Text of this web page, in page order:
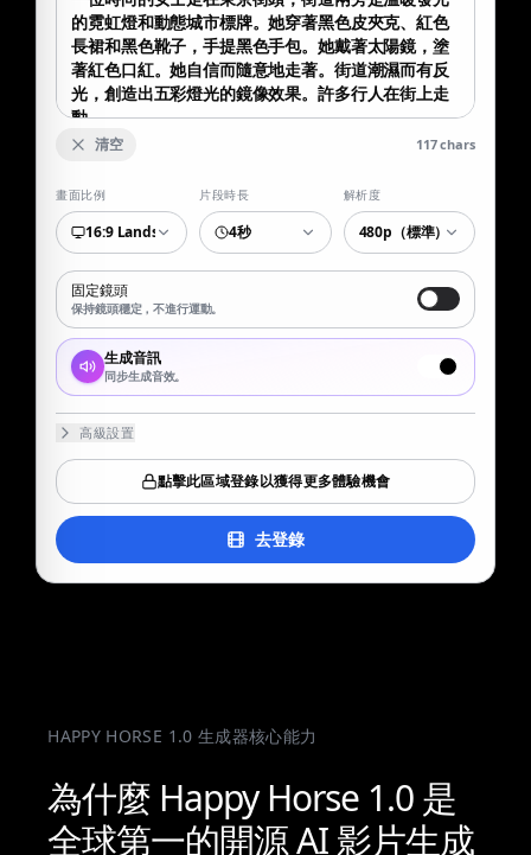
清空 117chars
畫面比例
16:9 Landscape
片段時長
4秒
解析度
480p（標準）
固定鏡頭
保持鏡頭穩定，不進行運動。
生成音訊
同步生成音效。
高級設置
點擊此區域登錄以獲得更多體驗機會
去登錄
HAPPY HORSE 1.0 生成器核心能力
為什麼 Happy Horse 1.0 是
全球第一的開源 AI 影片生成